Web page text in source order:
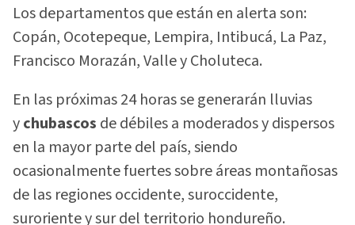
Los departamentos que están en alerta son:
Copán, Ocotepeque, Lempira, Intibucá, La Paz,
Francisco Morazán, Valle y Choluteca.
En las próximas 24 horas se generarán lluvias
ychubascos de débiles a moderados y dispersos
en la mayor parte del país, siendo
ocasionalmente fuertes sobre áreas montañosas
de las regiones occidente, suroccidente,
suroriente y sur del territorio hondureño.